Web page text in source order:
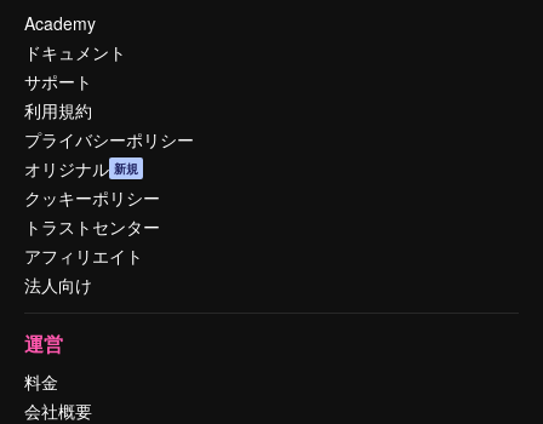
Academy
ドキュメント
サポート
利用規約
プライバシーポリシー
オリジナル 新規
クッキーポリシー
トラストセンター
アフィリエイト
法人向け
運営
料金
会社概要